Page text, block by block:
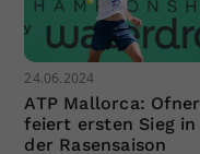
24.06.2024
ATP Mallorca: Ofner
feiert ersten Sieg in
der Rasensaison